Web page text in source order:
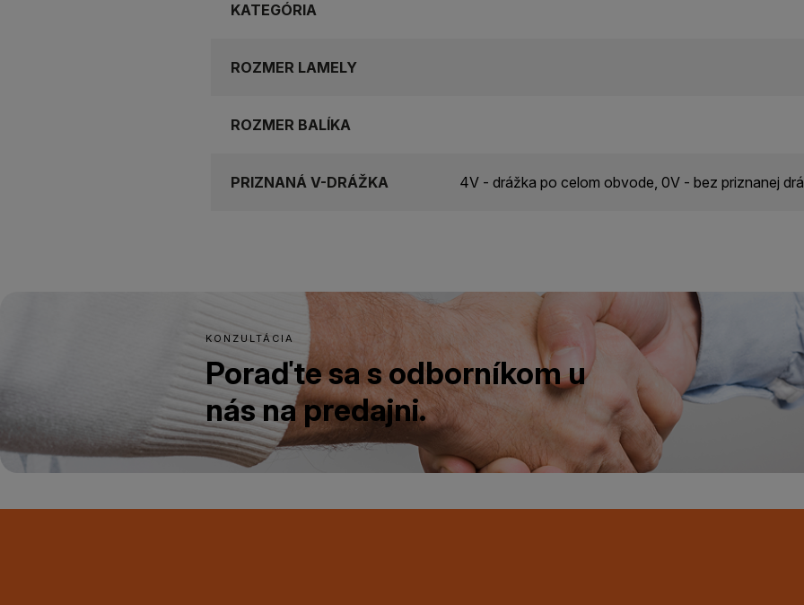
KATEGÓRIA
ROZMER LAMELY
ROZMER BALÍKA
PRIZNANÁ V-DRÁŽKA 4V - drážka po celom obvode, 0V - bez priznanej
KONZULTÁCIA
Poraďte sa s odborníkom u
nás na predajni.